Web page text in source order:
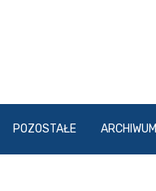
POZOSTAŁE ARCHIWUM